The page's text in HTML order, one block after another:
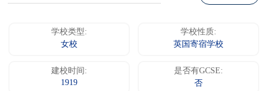
学校类型:
女校
学校性质:
英国寄宿学校
建校时间:
1919
是否有GCSE:
否